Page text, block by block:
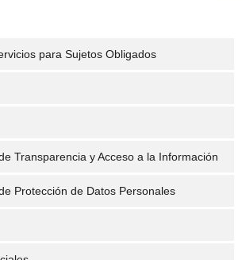
para Sujetos Obligados
Transparencia y Acceso a la Información
Protección de Datos Personales